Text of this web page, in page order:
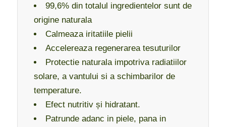
99,6% din totalul ingredientelor sunt de
origine naturala
Calmeaza iritatiile pielii
Accelereaza regenerarea tesuturilor
Protectie naturala impotriva radiatiilor
solare, a vantului si a schimbarilor de
temperature.
Efect nutritiv și hidratant.
Patrunde adanc in piele, pana in